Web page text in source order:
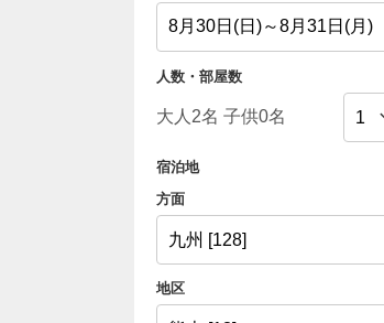
人数・部屋数
宿泊地
方面
地区